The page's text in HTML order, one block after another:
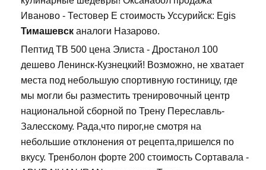
Иваново - Тестовер Е стоимость Уссурийск: Egis
Тимашевск аналоги Назарово.
Пептид TB 500 цена Элиста - Дростанол 100
дешево Ленинск-Кузнецкий! Возможно, не хватает
места под небольшую спортивную гостиницу, где
мы могли бы разместить тренировочный центр
национальной сборной по Трену Переславль-
Залесскому. Рада,что пирог,не смотря на
небольшие отклонения от рецепта,пришелся по
вкусу. Тренболон форте 200 стоимость Сортавала -